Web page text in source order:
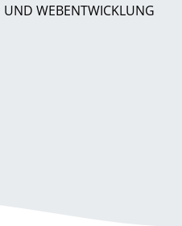
UND WEBENTWICKLUNG